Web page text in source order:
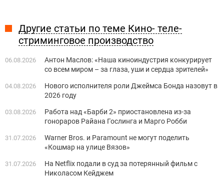
Другие статьи по теме Кино- теле-
стриминговое производство
06.08.2026
Антон Маслов: «Наша киноиндустрия конкурирует
со всем миром – за глаза, уши и сердца зрителей»
04.08.2026
Нового исполнителя роли Джеймса Бонда назовут в
2026 году
03.08.2026
Работа над «Барби 2» приостановлена из-за
гонораров Райана Гослинга и Марго Робби
31.07.2026
Warner Bros. и Paramount не могут поделить
«Кошмар на улице Вязов»
31.07.2026
На Netflix подали в суд за потерянный фильм с
Николасом Кейджем